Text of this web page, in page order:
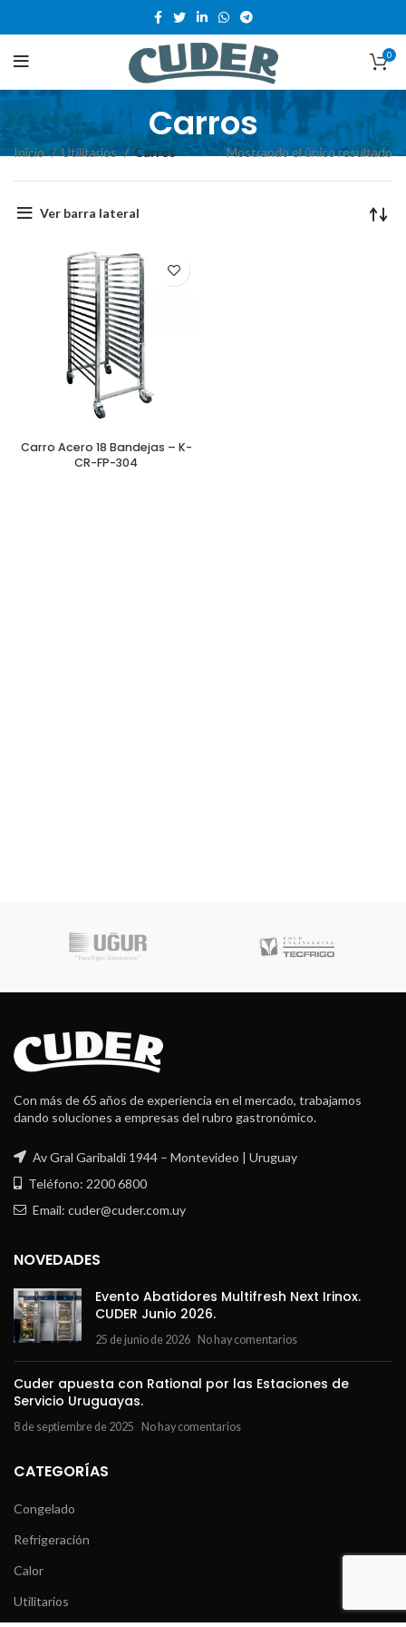
0
Carros
Inicio Utilitarios Carros Mostrando el único resultado
Ver barra lateral
Carro Acero 18 Bandejas – K-
CR-FP-304
Con más de 65 años de experiencia en el mercado, trabajamos
dando soluciones a empresas del rubro gastronómico.
Av Gral Garibaldi 1944 – Montevideo | Uruguay
Teléfono: 2200 6800
Email: cuder@cuder.com.uy
NOVEDADES
Evento Abatidores Multifresh Next Irinox.
CUDER Junio 2026.
25 de junio de 2026 No hay comentarios
Cuder apuesta con Rational por las Estaciones de
Servicio Uruguayas.
8 de septiembre de 2025 No hay comentarios
CATEGORÍAS
Congelado
Refrigeración
Calor
Utilitarios